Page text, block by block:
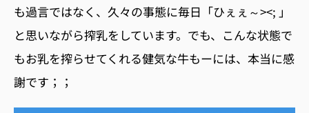
も過言ではなく、久々の事態に毎日「ひぇぇ～><; 」
と思いながら搾乳をしています。でも、こんな状態で
もお乳を搾らせてくれる健気な牛もーには、本当に感
謝です；；